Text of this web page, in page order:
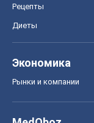
Рецепты
Диеты
Экономика
Рынки и компании